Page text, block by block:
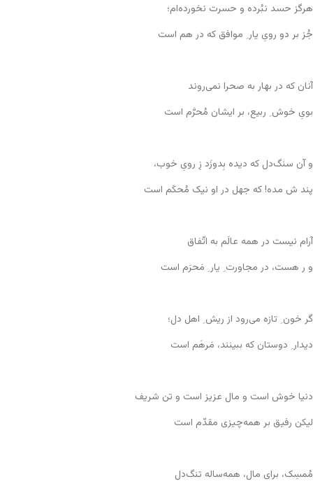
هرگز حسد نبُرده و حسرت نخورده‌ام؛
جُز بر دو رویِ یار ِ موافق که در هم است
آنان که در بهار به صحرا نمی‌روند
بویِ خوش ِ ربیع، بر ایشان مُحرَّم است
و آن سنگ‌دل که دیده بِدوزَد زِ رویِ خوب،
پند ش مده! که جهل در او نیک مُحکَم است
آرام نیست در همه عالَم به اتّفاق
و ر هست، در مجاورت ِ یار ِ مَحرَم است
گر خون ِ تازه می‌رود از ریش ِ اهل دل؛
دیدار ِ دوستان که ببینند، مَرهَم است
دنیا خوش است و مال عزیز است و تن شریف
لیکن رفیق بر همه‌چیزی مقدّم است
مُمسِک، برای مال، همه‌ساله تنگ‌دل